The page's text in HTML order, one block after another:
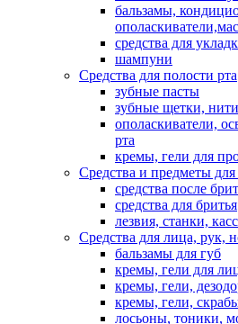
бальзамы,
средства для
шампуни
Средства для полости рта
зубные пасты
зубные щетки, нити
ополаскиватели,
рта
кремы, гели для
Средства и предметы для
средства после
средства для бритья
лезвия, станки,
Средства для лица, рук,
бальзамы для губ
кремы, гели для
кремы, гели,
кремы, гели,
лосьоны, тоники,